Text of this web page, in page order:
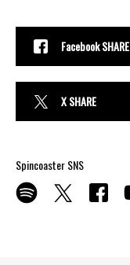
Facebook SHARE
X SHARE
Spincoaster SNS